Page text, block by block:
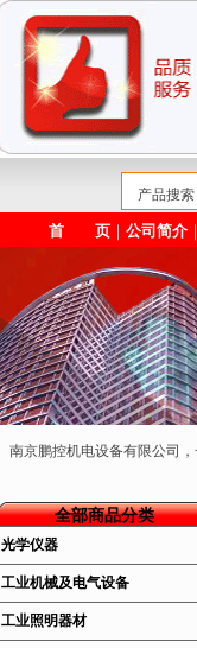
产品搜索
首 页｜ 公司简介｜
南京鹏控机电设备有限公司
全部商品分类
光学仪器
工业机械及电气设备
工业照明器材